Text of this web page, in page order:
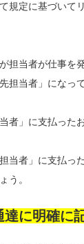
規定に基づいて
担当者が仕事を
担当者」になっ
者」に支払った
当者」に支払っ
う。
に明確に